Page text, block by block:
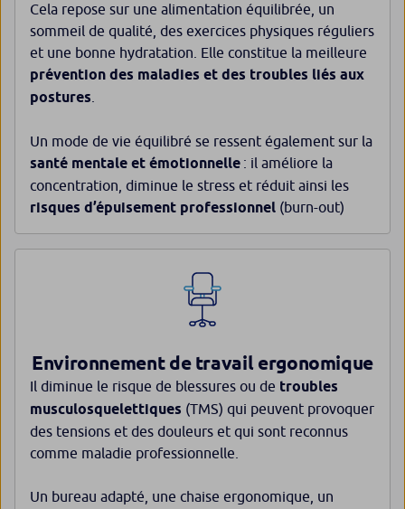
Cela repose sur une alimentation équilibrée, un
sommeil de qualité, des exercices physiques réguliers
et une bonne hydratation. Elle constitue la meilleure
prévention des maladies et des troubles liés aux
postures
Un mode de vie équilibré se ressent également sur la
santé mentale et émotionnelle : il améliore la
concentration, diminue le stress et réduit ainsi les
risques d’épuisement professionnel (burn-out)
Environnement de travail ergonomique
Il diminue le risque de blessures ou de troubles
musculosquelettiques (TMS) qui peuvent provoquer
des tensions et des douleurs et qui sont reconnus
comme maladie professionnelle.
Un bureau adapté, une chaise ergonomique, un